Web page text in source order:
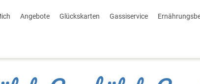
Angebote Glückskarten Gassiservice